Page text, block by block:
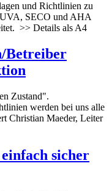
und Richtlinien zu
SECO und AHA
>> Details als A4
Betreiber
Zustand".
werden bei uns alle
Christian Maeder, Leiter
sicher